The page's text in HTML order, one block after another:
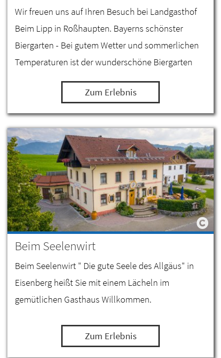
Wir freuen uns auf Ihren Besuch bei Landgasthof
Beim Lipp in Roßhaupten. Bayerns schönster
Biergarten - Bei gutem Wetter und sommerlichen
Temperaturen ist der wunderschöne Biergarten
geöffnet. Eine große Zierkastanie und zahlreiche
Zum Erlebnis
Beim Seelenwirt
Beim Seelenwirt " Die gute Seele des Allgäus" in
Eisenberg heißt Sie mit einem Lächeln im
gemütlichen Gasthaus Willkommen.
Zum Erlebnis